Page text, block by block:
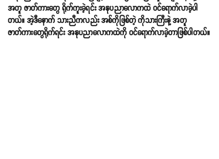
အတူ ဇာတ်ကားတွေ ရိုက်ကူးခဲ့ရင်း အနုပညာလောကထဲ ဝင်ရောက်လာခဲ့ပါ
တယ်။ အဲ့ဒီနောက် သားညီကလည်း အစ်ကိုဖြစ်တဲ့ ကိုသားကြီးနဲ့ အတူ
ဇာတ်ကားတွေရိုက်ရင်း အနုပညာလောကထဲကို ဝင်ရောက်လာခဲ့တာဖြစ်ပါတယ်။